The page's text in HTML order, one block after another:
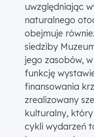
uwzględniając
naturalnego
obejmuje
siedziby
jego zasobów,
funkcję
finansowania
zrealizowany
kulturalny, który
cykli wydarzeń